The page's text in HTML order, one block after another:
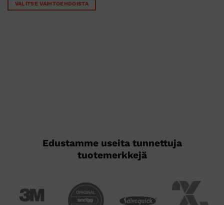
VALITSE VAIHTOEHDOISTA
Edustamme useita tunnettuja
tuotemerkkejä